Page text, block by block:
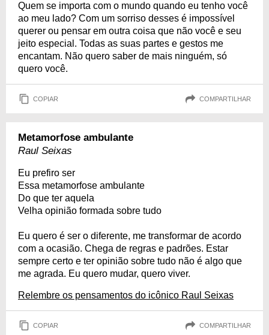
Quem se importa com o mundo quando eu tenho você
ao meu lado? Com um sorriso desses é impossível
querer ou pensar em outra coisa que não você e seu
jeito especial. Todas as suas partes e gestos me
encantam. Não quero saber de mais ninguém, só
quero você.
COPIAR COMPARTILHAR
Metamorfose ambulante
Raul Seixas
Eu prefiro ser
Essa metamorfose ambulante
Do que ter aquela
Velha opinião formada sobre tudo
Eu quero é ser o diferente, me transformar de acordo
com a ocasião. Chega de regras e padrões. Estar
sempre certo e ter opinião sobre tudo não é algo que
me agrada. Eu quero mudar, quero viver.
Relembre os pensamentos do icônico Raul Seixas
COPIAR COMPARTILHAR